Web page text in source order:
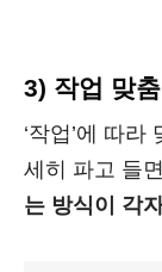
3) 작업 맞
‘작업’에 따
세히 파고 들
는 방식이 각